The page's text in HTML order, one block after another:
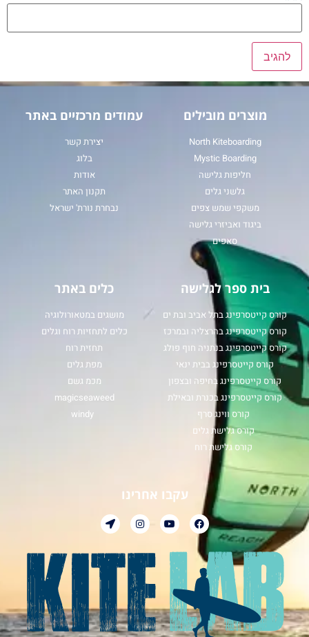
מוצרים מובילים
North Kiteboarding
Mystic Boarding
חליפות גלישה
גלשני גלים
משקפי שמש צפים
ביגוד ואביזרי גלישה
סאפים
עמודים מרכזיים באתר
יצירת קשר
בלוג
אודות
תקנון האתר
נבחרת נורת' ישראל
בית ספר לגלישה
קורס קייטסרפינג בתל אביב ובת ים
קורס קייטסרפינג בהרצליה ובמרכז
קורס קייטסרפינג בנתניה חוף פולג
קורס קייטסרפינג בבית ינאי
קורס קייטסרפינג בחיפה ובצפון
קורס קייטסרפינג בכנרת ובאילת
קורס ווינג סרף
קורס גלישת גלים
קורס גלישת רוח
כלים באתר
מושגים במטאורולוגיה
כלים לתחזיות רוח וגלים
תחזית רוח
מפת גלים
מכמ גשם
magicseaweed
windy
עקבו אחרינו